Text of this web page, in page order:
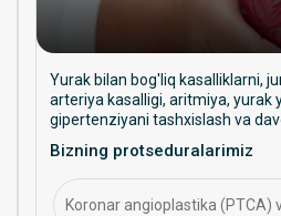
Yurak bilan bog'liq kasalliklarni,
arteriya kasalligi, aritmiya, yurak
gipertenziyani tashxislash va
salomatligini boshqarishga
Bizning protseduralarimiz
Koronar angioplastika (PTCA)